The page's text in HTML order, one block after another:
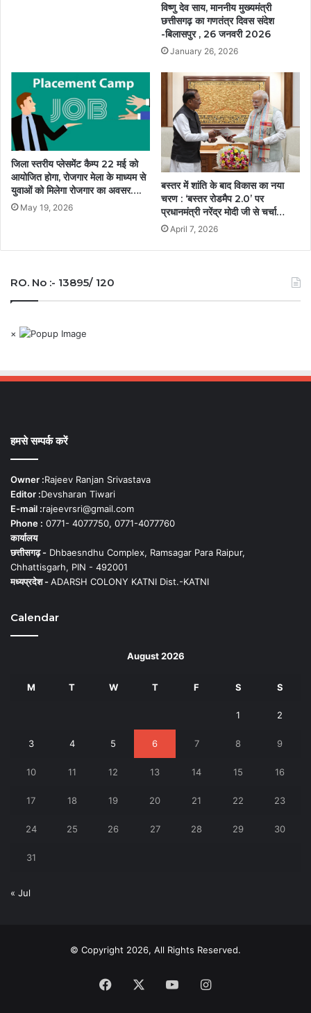
विष्णु देव साय, माननीय मुख्यमंत्री
छत्तीसगढ़ का गणतंत्र दिवस संदेश
-बिलासपुर , 26 जनवरी 2026
January 26, 2026
जिला स्तरीय प्लेसमेंट कैम्प 22 मई को
आयोजित होगा, रोजगार मेला के माध्यम से
युवाओं को मिलेगा रोजगार का अवसर….
May 19, 2026
बस्तर में शांति के बाद विकास का नया
चरण : ‘बस्तर रोडमैप 2.0’ पर
प्रधानमंत्री नरेंद्र मोदी जी से चर्चा…
April 7, 2026
RO. No :- 13895/ 120
×
हमसे सम्पर्क करें
Owner :Rajeev Ranjan Srivastava
Editor :Devsharan Tiwari
E-mail :rajeevrsri@gmail.com
Phone : 0771- 4077750, 0771-4077760
कार्यालय
छत्तीसगढ़ - Dhbaesndhu Complex, Ramsagar Para Raipur,
Chhattisgarh, PIN - 492001
मध्यप्रदेश -ADARSH COLONY KATNI Dist.-KATNI
Calendar
August 2026
M T W T F S S
1 2
3 4 5 6 7 8 9
10 11 12 13 14 15 16
17 18 19 20 21 22 23
24 25 26 27 28 29 30
31
« Jul
© Copyright 2026, All Rights Reserved.
Facebook YouTubeInstagram